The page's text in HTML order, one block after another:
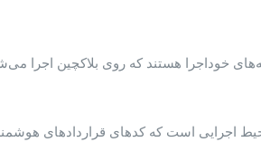
خوداجرا هستند که روی بلاکچین اجرا